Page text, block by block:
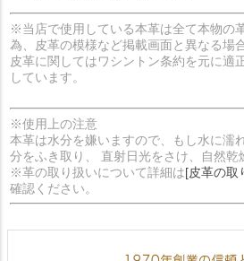
※当店で使用している本革は全て本物の
為、皮革の模様など掲載画面と異なる場
皮革に関してはワシントン条約を元に適
しています。
※使用上の注意
本革は水分を嫌いますので、もし水に濡
分をふき取り、 直射日光をさけ、自然乾
※革の取り扱いについて詳細は[皮革の取
確認ください。